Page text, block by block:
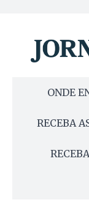
ONDE
RECEBA